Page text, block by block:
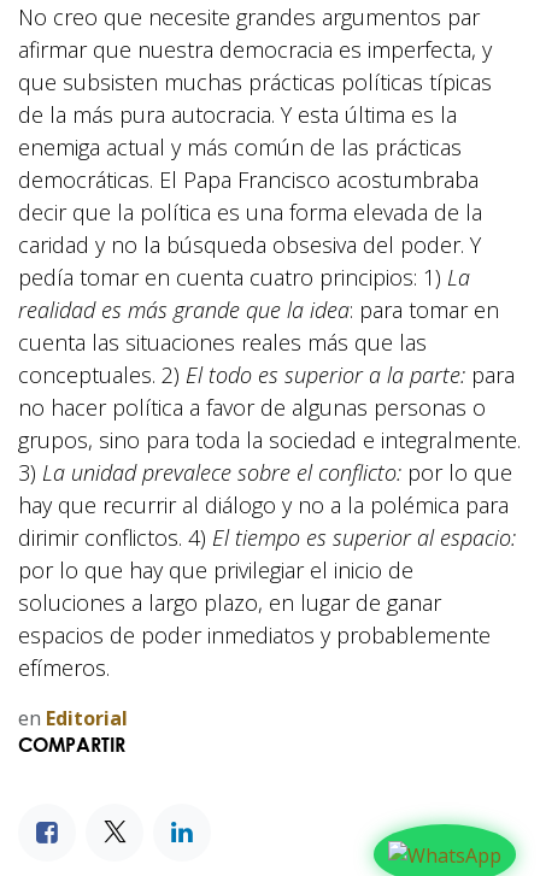
No creo que necesite grandes argumentos par
afirmar que nuestra democracia es imperfecta, y
que subsisten muchas prácticas políticas típicas
de la más pura autocracia. Y esta última es la
enemiga actual y más común de las prácticas
democráticas. El Papa Francisco acostumbraba
decir que la política es una forma elevada de la
caridad y no la búsqueda obsesiva del poder. Y
pedía tomar en cuenta cuatro principios: 1) La
realidad es más grande que la idea: para tomar en
cuenta las situaciones reales más que las
conceptuales. 2) El todo es superior a la parte: para
no hacer política a favor de algunas personas o
grupos, sino para toda la sociedad e integralmente.
3) La unidad prevalece sobre el conflicto: por lo que
hay que recurrir al diálogo y no a la polémica para
dirimir conflictos. 4) El tiempo es superior al espacio:
por lo que hay que privilegiar el inicio de
soluciones a largo plazo, en lugar de ganar
espacios de poder inmediatos y probablemente
efímeros.
en Editorial
COMPARTIR